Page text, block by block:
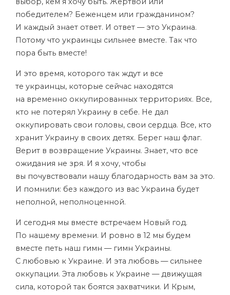
победителем? Беженцем или гражданином?
И каждый знает ответ. И ответ — это Украина.
Потому что украинцы сильнее вместе. Так что
пора быть вместе!
И это время, которого так ждут и все
те украинцы, которые сейчас находятся
на временно оккупированных территориях. Все,
кто не потерял Украину в себе. Не дал
оккупировать свои головы, свои сердца. Все, кто
хранит Украину в своих детях. Берег наш флаг.
Верит в возвращение Украины. Знает, что все
ожидания не зря. И я хочу, чтобы
вы почувствовали нашу благодарность вам за это.
И помнили: без каждого из вас Украина будет
неполной, неполноценной.
И сегодня мы вместе встречаем Новый год.
По нашему времени. И ровно в 12 мы будем
вместе петь наш гимн — гимн Украины.
С любовью к Украине. И эта любовь — сильнее
оккупации. Эта любовь к Украине — движущая
сила, которой так боятся захватчики. И Крым,